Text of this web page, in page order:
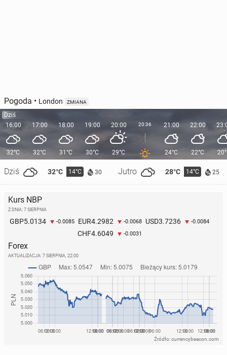
Pogoda • London ZMIANA
Dziś
16:00
32°C
Dziś 32°C 14°C 30 Jutro 28°C 14°C 25
17:00
32°C
18:00
31°C
19:00
30°C
20:00
29°C
20:36 21:00
24°C
22:00
22°C
Kurs NBP
Z DNIA: 7 SIERPNIA
GBP5.0134 -0.0085 EUR4.2982 -0.0068 USD3.7236 -0.0084
CHF4.6049 -0.0031
Forex
AKTUALIZACJA: 7 SIERPNIA, 22:00
Źródło: currencybeacon.com